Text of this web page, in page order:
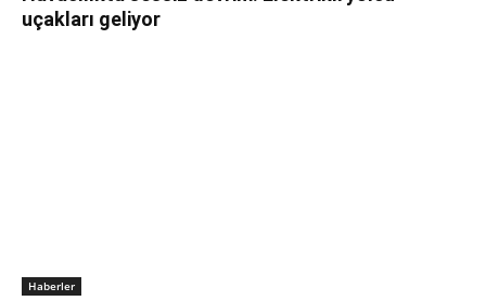
uçakları geliyor
Haberler